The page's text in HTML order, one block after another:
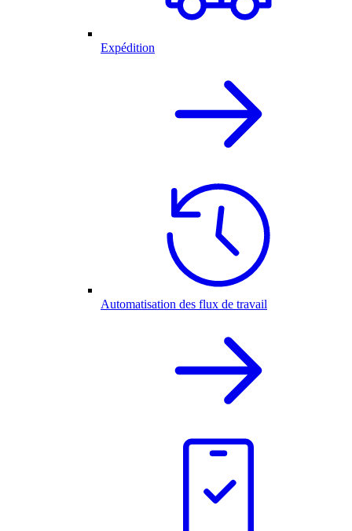
Expédition
Automatisation des flux de travail